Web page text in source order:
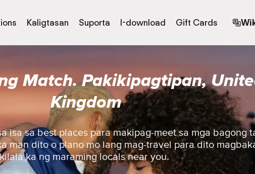
Kaligtasan Suporta I-download Gift Cards
Match. Pakikipagtipan,
Kingdom
isa sa best places para makipag-meet sa mga bagong
man dito o plano mo lang mag-travel para dito
ka ng maraming locals near you.